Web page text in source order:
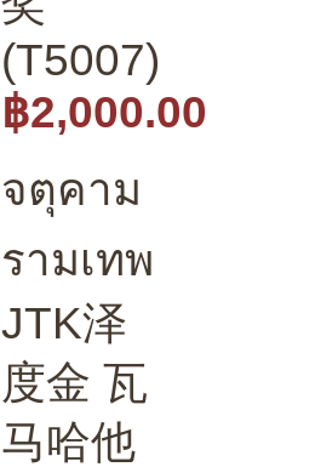
(T5007)
฿2,000.00
จตุคาม
รามเทพ
JTK泽
度金 瓦
马哈他